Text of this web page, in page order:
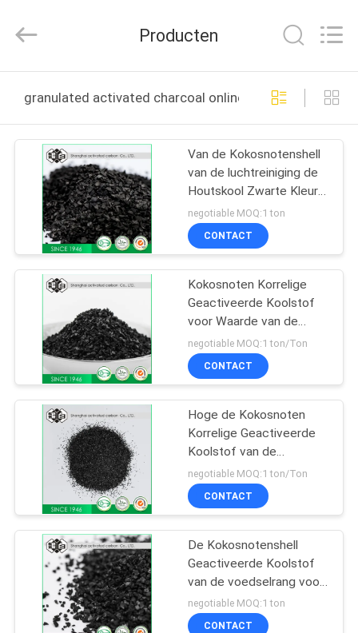
PRODUCTEN
OVER
ONS
FABRIEKSREIS
KWALITEITSCONTROLE
CONTACTEER
ONS
NIEUWS
SITEMAP
PRIVACY
POLICY
Activated
Carbon
Rights
Producten
granulated activated charcoal online fabricage
Van de Kokosnotenshell
van de luchtreiniging de
Houtskool Zwarte Kleur
350 - 450 G/L Duidelijke
Dichtheid
negotiable MOQ:1 ton
CONTACT
Kokosnoten Korrelige
Geactiveerde Koolstof
voor Waarde van de
Ontzwavelings1200mg/g
de Hoge Jodium
negotiable MOQ:1 ton/Ton
CONTACT
Hoge de Kokosnoten
Korrelige Geactiveerde
Koolstof van de
Jodiumwaarde voor
Ontzwaveling
negotiable MOQ:1 ton/Ton
CONTACT
De Kokosnotenshell
Geactiveerde Koolstof
van de voedselrang voor
de Zwarte Kleur van de
Sigarethouder
negotiable MOQ:1 ton
CONTACT